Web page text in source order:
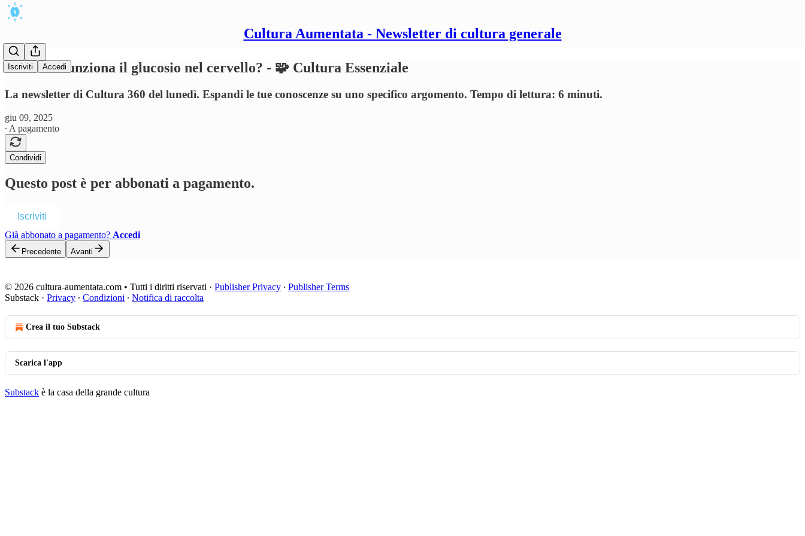
Cultura Aumentata - Newsletter di cultura generale
Iscriviti Accedi
🍬 Come funziona il glucosio nel cervello? - 🧩 Cultura Essenziale
La newsletter di Cultura 360 del lunedì. Espandi le tue conoscenze su uno specifico argomento. Tempo di lettura: 6 minuti.
giu 09, 2025
∙ A pagamento
Condividi
Questo post è per abbonati a pagamento.
Iscriviti
Già abbonato a pagamento? Accedi
Precedente Avanti
© 2026 cultura-aumentata.com • Tutti i diritti riservati · Publisher Privacy ∙ Publisher Terms
Substack · Privacy ∙ Condizioni ∙ Notifica di raccolta
Crea il tuo Substack
Scarica l'app
Substack è la casa della grande cultura